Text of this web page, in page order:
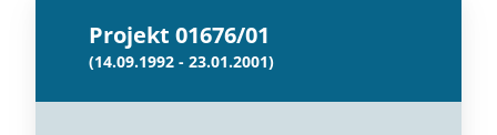
Projekt 01676/01
(14.09.1992 - 23.01.2001)